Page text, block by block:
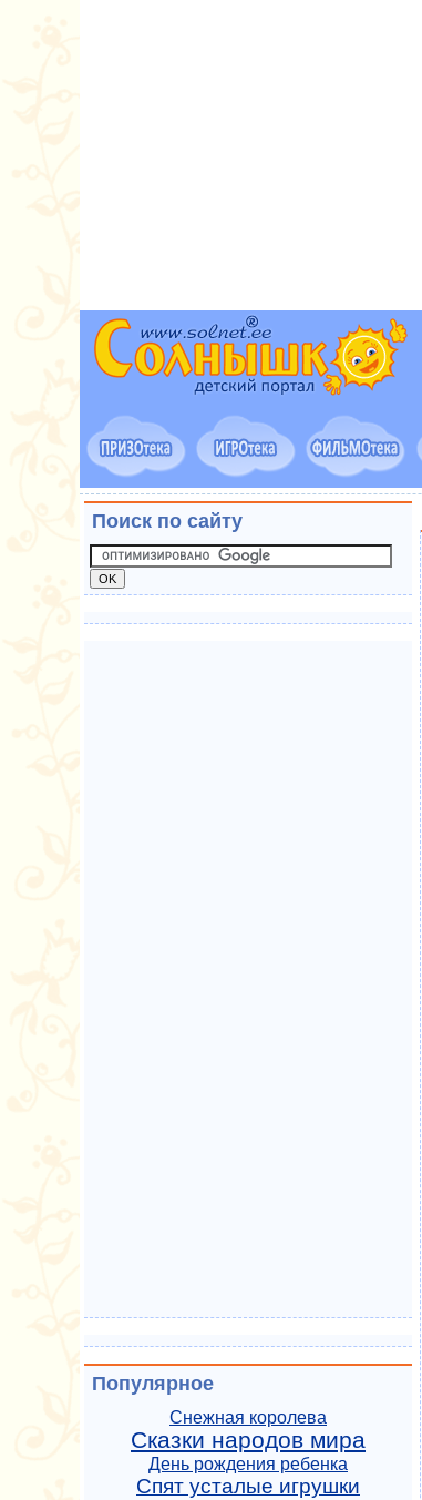
Поиск по сайту
Популярное
Снежная королева
Сказки народов мира
День рождения ребенка
Спят усталые игрушки